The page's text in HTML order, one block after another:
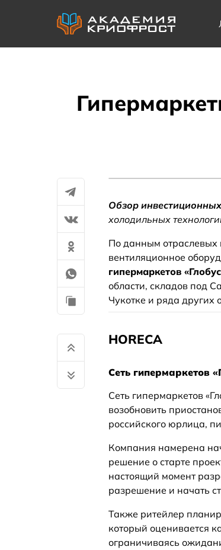
Обзор
холодильных
По данным отраслевых
вентиляционное
гипермаркетов
области, складов под
Чукотке и ряда других
HORECA
Сеть гипермаркетов
Сеть гипермаркетов
возобновить
российского юрлица,
Компания намерена
решение о старте
настоящий момент
разрешение и начать
Также ритейлер
который оценивается
ограничиваясь